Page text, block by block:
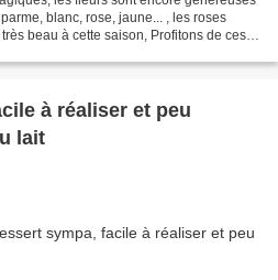
blanc, rose, jaune... , les roses
beau à cette saison, Profitons de ces
à réaliser et peu
lait